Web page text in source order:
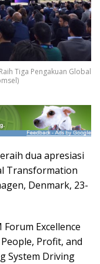
Tiga Pengakuan Global
dua apresiasi
Transformation
Denmark, 23-
Excellence
Profit, and
System Driving